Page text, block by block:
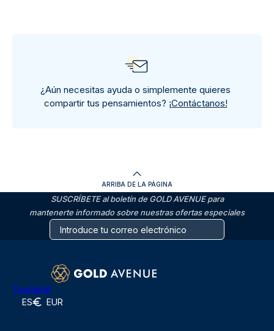
¿Aún necesitas ayuda o simplemente quieres
compartir tus pensamientos? ¡Contáctanos!
ARRIBA DE LA PÁGINA
SUSCRÍBETE al boletín de GOLD AVENUE para
mantenerte informado sobre nuestras ofertas especiales
Trustpilot
ES EUR